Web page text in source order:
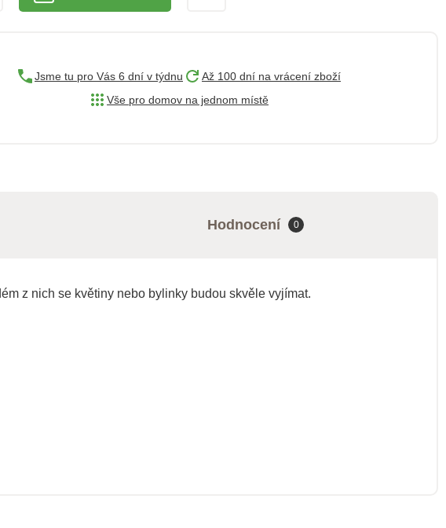
Jsme tu pro Vás 6 dní v týdnu
Až 100 dní na vrácení zboží
Vše pro domov na jednom místě
Hodnocení 0
z nich se květiny nebo bylinky budou skvěle vyjímat.